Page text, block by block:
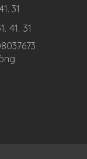
31
41. 31